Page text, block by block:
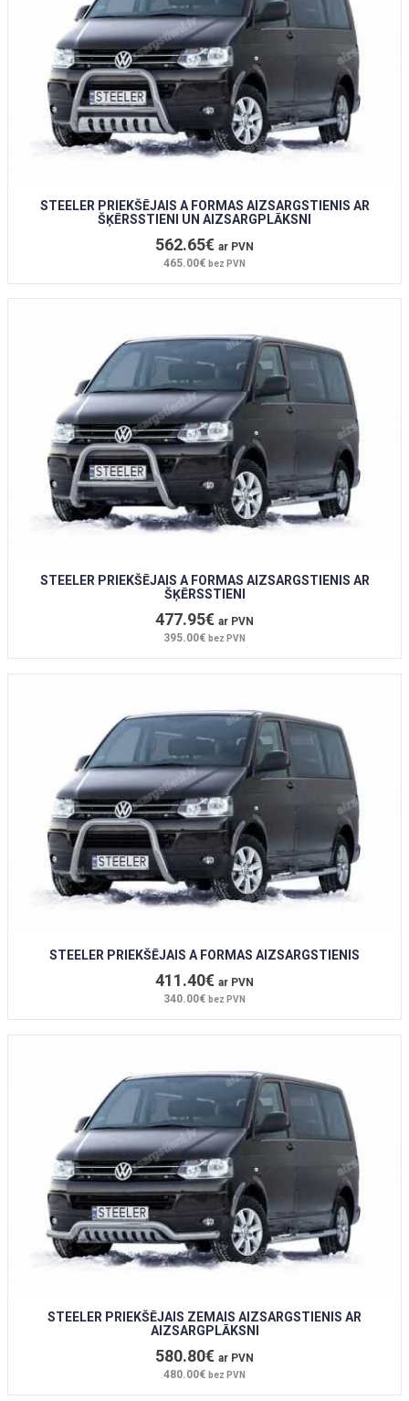
STEELER PRIEKŠĒJAIS A FORMAS AIZSARGSTIENIS AR
ŠĶĒRSSTIENI UN AIZSARGPLĀKSNI
562.65€ ar PVN
465.00€ bez PVN
STEELER PRIEKŠĒJAIS A FORMAS AIZSARGSTIENIS AR
ŠĶĒRSSTIENI
477.95€ ar PVN
395.00€ bez PVN
STEELER PRIEKŠĒJAIS A FORMAS AIZSARGSTIENIS
411.40€ ar PVN
340.00€ bez PVN
STEELER PRIEKŠĒJAIS ZEMAIS AIZSARGSTIENIS AR
AIZSARGPLĀKSNI
580.80€ ar PVN
480.00€ bez PVN